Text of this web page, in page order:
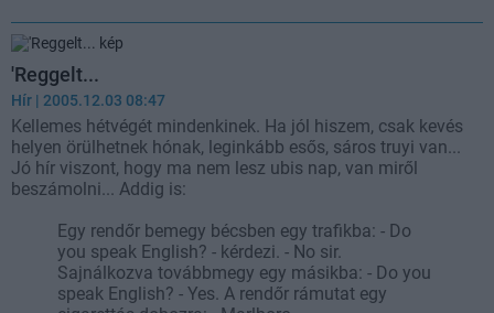
'Reggelt...
Hír | 2005.12.03 08:47
Kellemes hétvégét mindenkinek. Ha jól hiszem, csak kevés
helyen örülhetnek hónak, leginkább esős, sáros truyi van...
Jó hír viszont, hogy ma nem lesz ubis nap, van miről
beszámolni... Addig is:
Egy rendőr bemegy bécsben egy trafikba: - Do
you speak English? - kérdezi. - No sir.
Sajnálkozva továbbmegy egy másikba: - Do you
speak English? - Yes. A rendőr rámutat egy